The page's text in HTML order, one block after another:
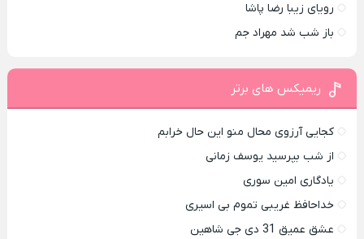
رویای زیبا رضا پاشا
باز شب شد مهراد جم
ریمیکس های برتر
کجایی آرزوی محال منو این حال خرابم
از شب بپرسید یوسف زمانی
یادگاری امین سوری
خداحافظ غریبی تموم بی اسیری
عشق عمیق 31 دی جی شاهین